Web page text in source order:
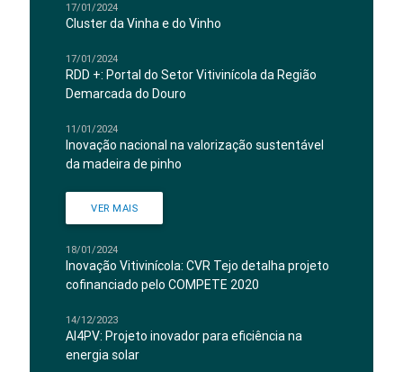
17/01/2024
Cluster da Vinha e do Vinho
17/01/2024
RDD +: Portal do Setor Vitivinícola da Região
Demarcada do Douro
11/01/2024
Inovação nacional na valorização sustentável
da madeira de pinho
VER MAIS
18/01/2024
Inovação Vitivinícola: CVR Tejo detalha projeto
cofinanciado pelo COMPETE 2020
14/12/2023
AI4PV: Projeto inovador para eficiência na
energia solar